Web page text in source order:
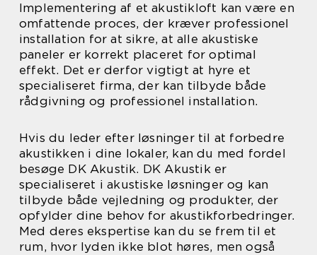
Implementering af et akustikloft kan være en
omfattende proces, der kræver professionel
installation for at sikre, at alle akustiske
paneler er korrekt placeret for optimal
effekt. Det er derfor vigtigt at hyre et
specialiseret firma, der kan tilbyde både
rådgivning og professionel installation.
Hvis du leder efter løsninger til at forbedre
akustikken i dine lokaler, kan du med fordel
besøge DK Akustik. DK Akustik er
specialiseret i akustiske løsninger og kan
tilbyde både vejledning og produkter, der
opfylder dine behov for akustikforbedringer.
Med deres ekspertise kan du se frem til et
rum, hvor lyden ikke blot høres, men også